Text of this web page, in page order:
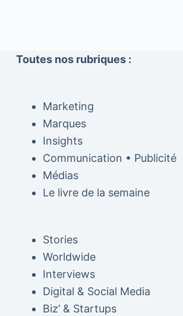
Toutes nos rubriques :
Marketing
Marques
Insights
Communication • Publicité
Médias
Le livre de la semaine
Stories
Worldwide
Interviews
Digital & Social Media
Biz’ & Startups